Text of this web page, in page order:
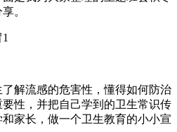
。
解流感的危害性，懂得如何防治
性，并把自己学到的卫生常识传
家长，做一个卫生教育的小小宣